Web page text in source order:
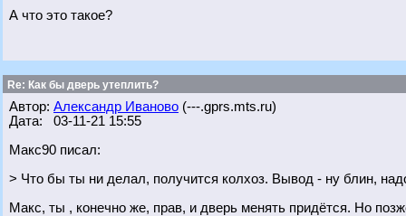
А что это такое?
Re: Как бы дверь утеплить?
Автор: Александр Иваново (---.gprs.mts.ru)
Дата: 03-11-21 15:55
Макс90 писал:
> Что бы ты ни делал, получится колхоз. Вывод - ну блин,
Макс, ты , конечно же, прав, и дверь менять придётся. Но